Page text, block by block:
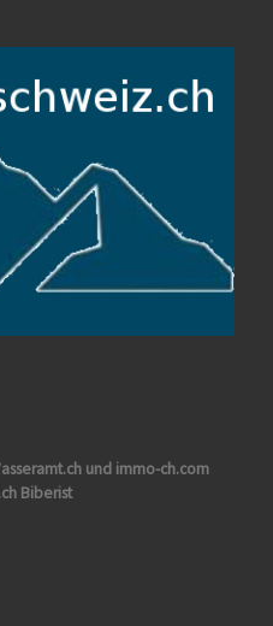
und immo-ch.com
Biberist